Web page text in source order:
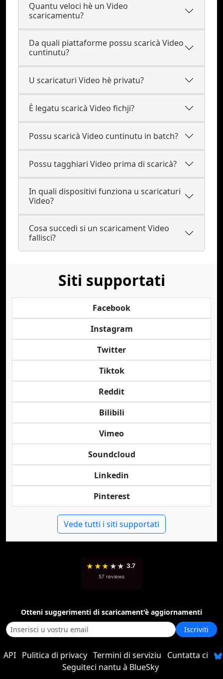
Quantu veloci hè un Video
scaricamentu?
Da quali piattaforme possu scaricà Video
cuntinutu?
U scaricaturi Video hè privatu?
È legatu scaricà Video fichji?
Possu scaricà Video cuntinutu in batch?
Possu tagghiari Video prima di scaricà?
In quali dispositivi funziona u scaricaturi
Video?
Cosa succedi si un scaricament Video
fallisci?
Siti supportati
Facebook
Instagram
Twitter
Tiktok
Reddit
Bilibili
Vimeo
Soundcloud
Linkedin
Pinterest
Vede tutti i siti supportati
★ ★★ ★★ 3.7
57 reviews
Otteni suggerimenti di scaricament'è aggiornamenti
Iscriviti
API Pulitica di privacy Termini di serviziu
Cuntatta ci
Seguiteci nantu à BlueSky